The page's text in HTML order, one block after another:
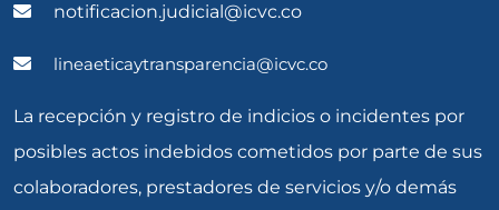
notificacion.judicial@icvc.co
lineaeticaytransparencia@icvc.co
La recepción y registro de indicios o incidentes por
posibles actos indebidos cometidos por parte de sus
colaboradores, prestadores de servicios y/o demás